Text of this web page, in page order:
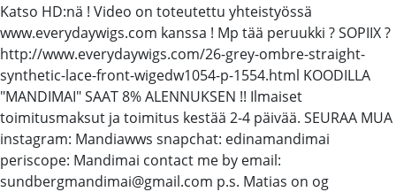
Katso HD:nä ! Video on toteutettu yhteistyössä
www.everydaywigs.com kanssa ! Mp tää peruukki ? SOPIIX ?
http://www.everydaywigs.com/26-grey-ombre-straight-
synthetic-lace-front-wigedw1054-p-1554.html KOODILLA
"MANDIMAI" SAAT 8% ALENNUKSEN !! Ilmaiset
toimitusmaksut ja toimitus kestää 2-4 päivää. SEURAA MUA
instagram: Mandiawws snapchat: edinamandimai
periscope: Mandimai contact me by email:
sundbergmandimai@gmail.com p.s. Matias on og